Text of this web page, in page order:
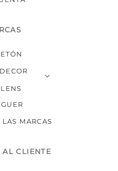
MARCAS
CLIENTE